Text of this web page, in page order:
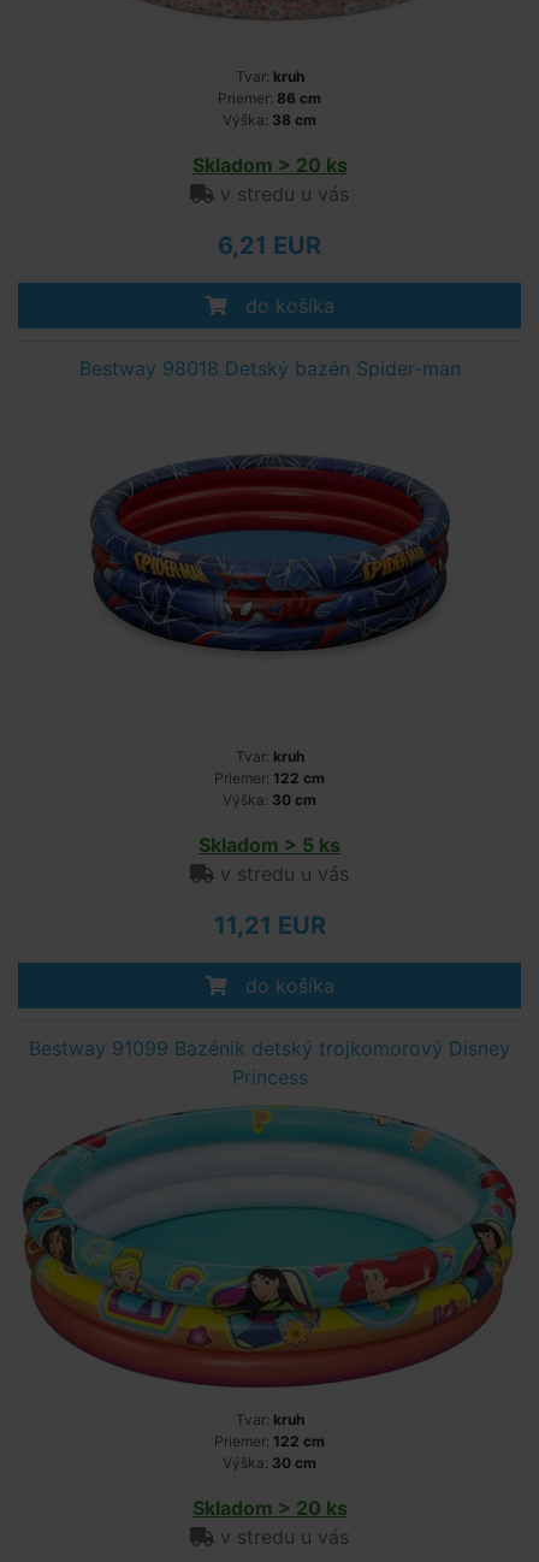
Tvar: kruh
Priemer: 86 cm
Výška: 38 cm
Skladom > 20 ks
v stredu u vás
6,21 EUR
do košíka
Bestway 98018 Detský bazén Spider-man
Tvar: kruh
Priemer: 122 cm
Výška: 30 cm
Skladom > 5 ks
v stredu u vás
11,21 EUR
do košíka
Bestway 91099 Bazénik detský trojkomorový Disney
Princess
Tvar: kruh
Priemer: 122 cm
Výška: 30 cm
Skladom > 20 ks
v stredu u vás